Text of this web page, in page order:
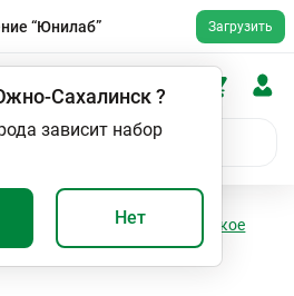
“Юнилаб” Загрузить
Сахалинск?
зависит набор
Нет
Профилактическое
профиль (от 3 до 18 лет)